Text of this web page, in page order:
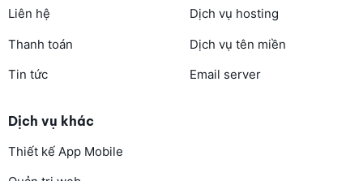
Liên hệ
Thanh toán
Tin tức
Dịch vụ hosting
Dịch vụ tên miền
Email server
Dịch vụ khác
Thiết kế App Mobile